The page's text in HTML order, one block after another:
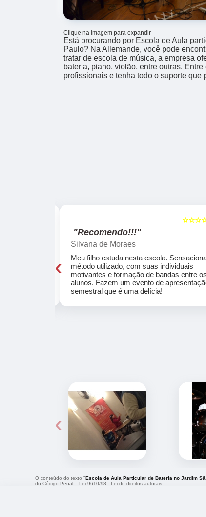
Clique na imagem para expandir
Está procurando por Escola de Aula
Paulo? Na Allemande, você pode
tratar de escola de música, a empresa
bateria, piano, violão, entre outras.
profissionais e tenha todo o suporte que
"Recomendo!!!"
Silvana de Moraes
Meu filho estuda nesta escola.
método utilizado, com suas individuais
motivantes e formação de bandas entre os
alunos. Fazem um evento de
semestral que é uma delícia!
‹
‹
O conteúdo do texto "Escola de Aula Particular de Bateria no Jardim
do Código Penal – Lei 9610/98 - Lei de direitos autorais